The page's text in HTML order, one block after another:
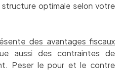
structure optimale selon votre
des avantages fiscaux
aussi des contraintes de
Peser le pour et le contre